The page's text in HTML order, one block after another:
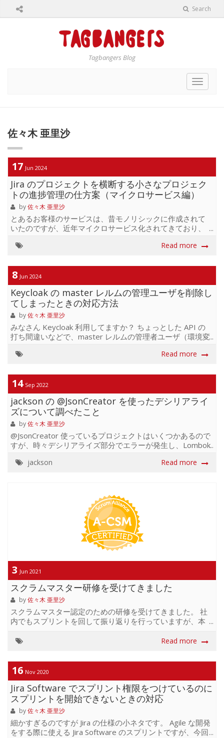
Search
Tagbangers Blog
Toggle
佐々木 亜里沙
17 Jun 2024
Jira のプロジェクトを横断する小さなプロジェク
トの進捗管理の仕方案（マイクロサービス編）
by佐々木 亜里沙
とあるお客様のサービスは、昔モノリシックに作成されて
いたのですが、近年マイクロサービス化されてきており、
で、一つのサービスの中で開発を行い、影響範囲を小さ
ではありますが、 一方、これらマイクロサービスを連携す
るデータパイプライン部分に修正が発生すると、複数のマ
イクロサービスの改修をしないといけないこともありま
す。プロジェクトをまたがる進捗の管理をどうしたらよい
か試行錯誤していましたが、最近の Jira Cloud のアップグレ
ードでざっくり状況の可視化がしやすくなりましたのでご
紹介します。...
Read more
8 Jun 2024
Keycloak の master レルムの管理ユーザを削除し
てしまったときの対応方法
by佐々木 亜里沙
みなさん Keycloak 利用してますか？ ちょっとした API の
打ち間違いなどで、master レルムの管理者ユーザ（環境変
ってありますよね。あったんです。 ということで復旧を試
ませんでした。 こちらの記事にあるように、すでに
master レルムに他のユーザが一人でも存在する時は管理者
ユーザは再作成されないようです。 なので、惜しいですが
既存のユーザを全て削除することにしました、、後から
API で追加しなおすことにします。 以下の SQL を実行して
master レルムのユーザ...
Read more
14 Sep 2022
jackson の @JsonCreator を使ったデシリアライ
ズについて調べたこと
by佐々木 亜里沙
@JsonCreator 使っているプロジェクトはいくつかあるので
すが、時々デシリアライズ部分でエラーが発生し、Lombok
ので調べてみました。 かなり消化不良なまとめですが、
どういう方法でデシリアライズしてねという指定をしてお
いた方が、デシリアライズ時にエラーに悩むことが少なく
なりそうという感じでした。 最新の jackson は現時点で
2.13.x で、今後 3.x が出てきますが、2.12.6 バージョンで...
jackson Read more
3 Jun 2021
スクラムマスター研修を受けてきました
by佐々木 亜里沙
スクラムマスター認定のための研修を受けてきました。 社
内でもスプリントを回して振り返りを行っていますが、本
す = スクラム ... ではないよな??? といった基本的なことも
した。 一番の収穫としては、エンジニアだけでなく、色々
なバックグラウンドを持った方々(アナリスト、マネージャ
ー、すでにスクラムマスターの方)と一緒にスプリントを回
しながら、 お互いの疑問や悩みについて共有できたところ
です。 理想的なスクラムマスター像や、運用にあたり注意
したり、検討していく必要のある点などを学んでいけたの...
Read more
16 Nov 2020
Jira Software でスプリント権限をつけているのに
スプリントを開始できないときの対応
by佐々木 亜里沙
細かすぎるのですが Jira の仕様の小ネタです。 Agile な開発
をする際に使える Jira Software のスプリントですが、今回